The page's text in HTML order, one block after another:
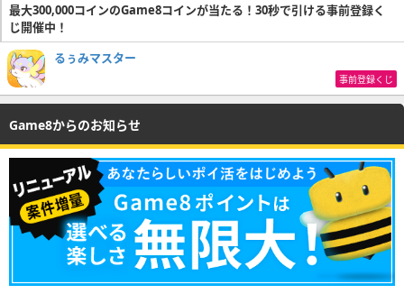
最大300,000コインのGame8コインが当たる！30秒で引ける事前登録く
じ開催中！
るぅみマスター
事前登録くじ
Game8からのお知らせ